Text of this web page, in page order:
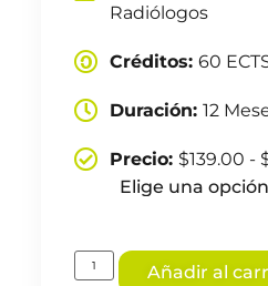
Radiólogos
Créditos:60
Duración:12
Precio: $139.00 -
Añadir al